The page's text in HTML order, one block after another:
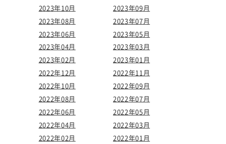
2023年10月
2023年09月
2023年08月
2023年07月
2023年06月
2023年05月
2023年04月
2023年03月
2023年02月
2023年01月
2022年12月
2022年11月
2022年10月
2022年09月
2022年08月
2022年07月
2022年06月
2022年05月
2022年04月
2022年03月
2022年02月
2022年01月